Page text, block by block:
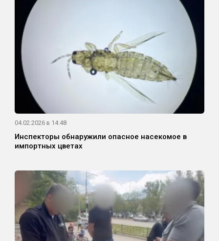
04.02.2026 в 14:48
Инспекторы обнаружили опасное насекомое в
импортных цветах